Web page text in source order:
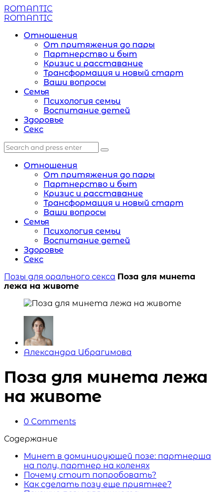
Menu
ROMANTIC
Search
Menu
ROMANTIC
Отношения
От притяжения до пары
Партнерство и быт
Кризис и расставание
Трансформация и новый старт
Ваши вопросы
Семья
Психология семьи
Воспитание детей
Здоровье
Секс
Search
Search
for:
Search
Отношения
От притяжения до пары
Партнерство и быт
Кризис и расставание
Трансформация и новый старт
Ваши вопросы
Семья
Психология семьи
Воспитание детей
Здоровье
Секс
Позы для орального секса Поза для минета
лежа на животе
Posted
Александра Ибрагимова
Поза для минета лежа
на животе
0 Comments
Содержание
Минет в доминирующей позе: партнерша
на полу, партнер на коленях
Почему стоит попробовать?
Как сделать позу еще приятнее?